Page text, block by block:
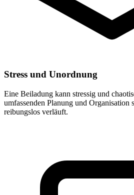
Stress und Unordnung
Eine Beiladung kann stressig und
umfassenden Planung und Organisation
reibungslos verläuft.